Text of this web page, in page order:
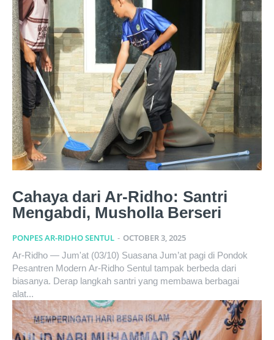
Cahaya dari Ar-Ridho: Santri
Mengabdi, Musholla Berseri
PONPES AR-RIDHO SENTUL - OCTOBER 3, 2025
Ar-Ridho — Jum'at (03/10) Suasana Jum’at pagi di Pondok
Pesantren Modern Ar-Ridho Sentul tampak berbeda dari
biasanya. Derap langkah santri yang membawa berbagai
alat...